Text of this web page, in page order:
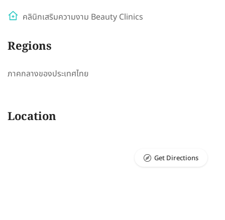
คลินิกเสริมความงาม Beauty Clinics
Regions
ภาคกลางของประเทศไทย
Location
Get Directions